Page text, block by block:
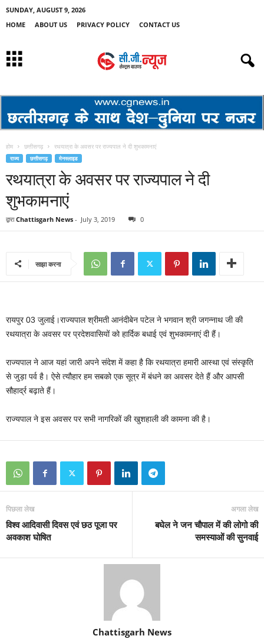
SUNDAY, AUGUST 9, 2026
HOME
ABOUT US PRIVACY POLICY CONTACT US
होम छत्तीसगढ़ रथयात्रा के अवसर पर राज्यपाल ने दी शुभकामनाएं
राज्य छत्तीसगढ़ मेनस्लाइड
रथयात्रा के अवसर पर राज्यपाल ने दी
शुभकामनाएं
द्वारा Chattisgarh News - July 3, 2019 0
साझा करना
रायपुर 03 जुलाई।राज्यपाल श्रीमती आनंदीबेन पटेल ने भगवान श्री जगन्नाथ जी की
रथयात्रा के अवसर पर प्रदेशवासियों को हार्दिक बधाई एवं शुभकामनाएं दी हैं।
राज्यपाल ने आज यहां जारी अपने संदेश में कहा है कि रथयात्रा हमारी आस्था एवं संस्कृति
से जुड़ा पर्व है। ऐसे त्यौहार हम सबको एक सूत्र में बंधने का अवसर देते हैं और आपसी
सौहार्द्र बढ़ाते हैं।
राज्यपाल ने इस अवसर पर सभी नागरिकों की खुशहाली की कामना की है।
पिछला लेख
विश्व आदिवासी दिवस एवं छठ पूजा पर
अवकाश घोषित
अगला लेख
बघेल ने जन चौपाल में की लोगो की
समस्याओं की सुनवाई
Chattisgarh News